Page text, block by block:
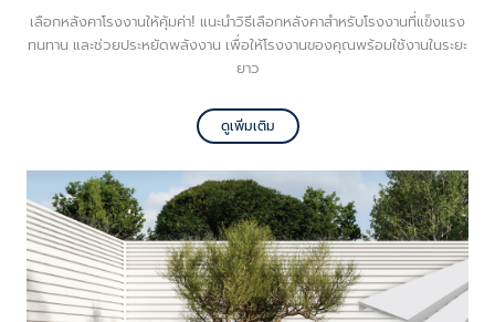
เลือกหลังคาโรงงานให้คุ้มค่า! แนะนำวิธีเลือกหลังคาสำหรับโรงงานที่แข็งแรง
ทนทาน และช่วยประหยัดพลังงาน เพื่อให้โรงงานของคุณพร้อมใช้งานในระยะ
ยาว
ดูเพิ่มเติม